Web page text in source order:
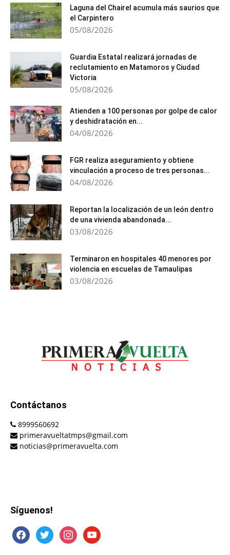
Laguna del Chairel acumula más saurios que
el Carpintero
05/08/2026
Guardia Estatal realizará jornadas de
reclutamiento en Matamoros y Ciudad
Victoria
05/08/2026
Atienden a 100 personas por golpe de calor
y deshidratación en...
04/08/2026
FGR realiza aseguramiento y obtiene
vinculación a proceso de tres personas...
04/08/2026
Reportan la localización de un león dentro
de una vivienda abandonada...
03/08/2026
Terminaron en hospitales 40 menores por
violencia en escuelas de Tamaulipas
03/08/2026
Contáctanos
8999560692
primeravueltatmps@gmail.com
noticias@primeravuelta.com
Síguenos!
facebooktwitter instagramyoutube